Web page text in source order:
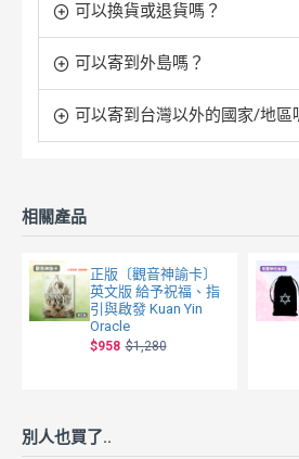
可以換貨或退貨嗎？
可以寄到外島嗎？
可以寄到台灣以外的國家/地區
相關產品
正版〔觀音神諭卡〕
英文版 給予祝福、指
引與啟發 Kuan Yin
Oracle
$958 $1,280
別人也買了..